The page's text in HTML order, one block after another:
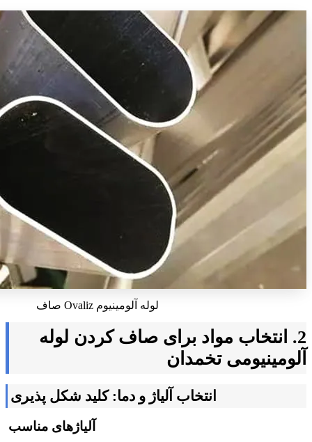
لوله آلومینیوم Ovaliz صاف
2. انتخاب مواد برای صاف کردن لوله
آلومینیومی تخمدان
انتخاب آلیاژ و دما: کلید شکل پذیری
آلیاژهای مناسب